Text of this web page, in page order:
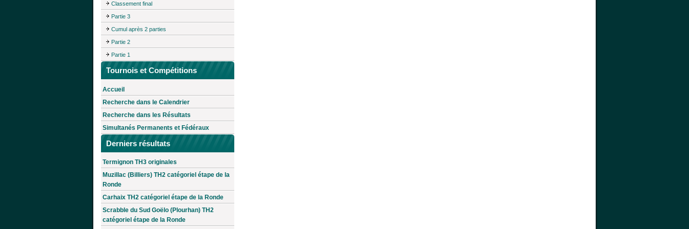
Classement final
Partie 3
Cumul après 2 parties
Partie 2
Partie 1
Tournois et Compétitions
Accueil
Recherche dans le Calendrier
Recherche dans les Résultats
Simultanés Permanents et Fédéraux
Derniers résultats
Termignon TH3 originales
Muzillac (Billiers) TH2 catégoriel étape de la
Ronde
Carhaix TH2 catégoriel étape de la Ronde
Scrabble du Sud Goëlo (Plourhan) TH2
catégoriel étape de la Ronde